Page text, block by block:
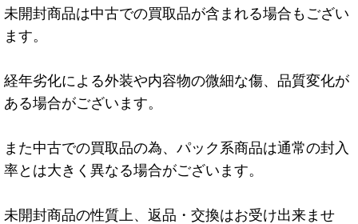
未開封商品は中古での買取品が含まれる場合もござい
ます。
経年劣化による外装や内容物の微細な傷、品質変化が
ある場合がございます。
また中古での買取品の為、パック系商品は通常の封入
率とは大きく異なる場合がございます。
未開封商品の性質上、返品・交換はお受け出来ませ